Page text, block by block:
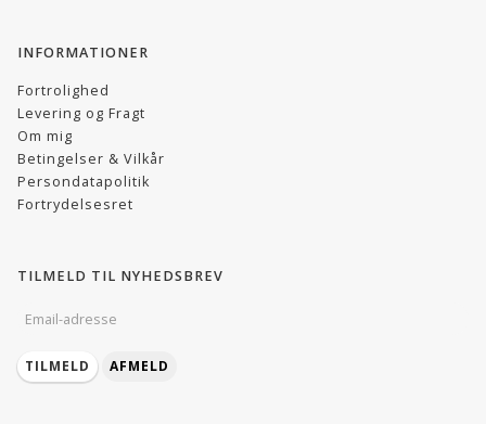
INFORMATIONER
Fortrolighed
Levering og Fragt
Om mig
Betingelser & Vilkår
Persondatapolitik
Fortrydelsesret
TILMELD TIL NYHEDSBREV
EMAIL-
ADRESSE
TILMELD
AFMELD